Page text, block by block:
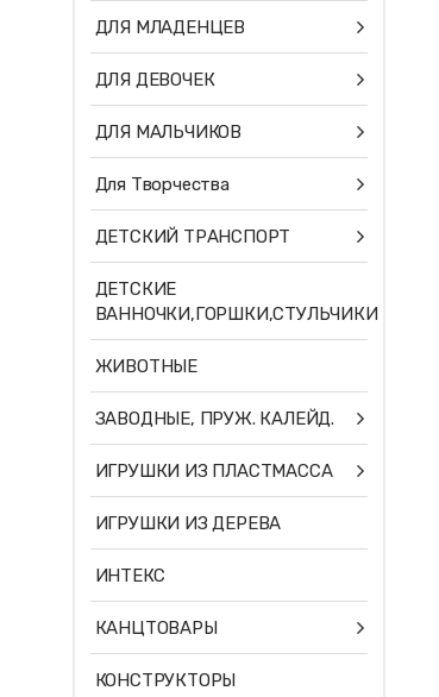
ДЛЯ МЛАДЕНЦЕВ
ДЛЯ ДЕВОЧЕК
ДЛЯ МАЛЬЧИКОВ
Для Творчества
ДЕТСКИЙ ТРАНСПОРТ
ДЕТСКИЕ
ВАННОЧКИ,ГОРШКИ,СТУЛЬЧИКИ
ЖИВОТНЫЕ
ЗАВОДНЫЕ, ПРУЖ. КАЛЕЙД.
ИГРУШКИ ИЗ ПЛАСТМАССА
ИГРУШКИ ИЗ ДЕРЕВА
ИНТЕКС
КАНЦТОВАРЫ
КОНСТРУКТОРЫ